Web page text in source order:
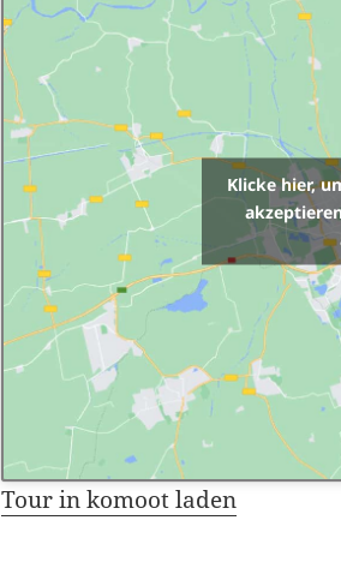
Klicke hier,
Tour in komoot laden